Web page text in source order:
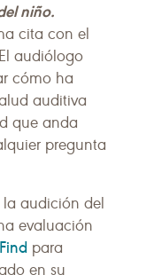
niño.
cita con el
audiólogo
cómo ha
auditiva
que anda
pregunta
audición del
evaluación
para
en su